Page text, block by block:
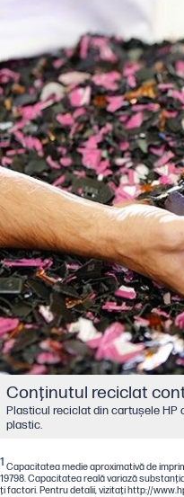
Conţinutul reciclat
Plasticul reciclat din cartușele HP
plastic.
1 Capacitatea medie aproximativă de
19798. Capacitatea reală variază
ţi factori. Pentru detalii, vizitaţi http://